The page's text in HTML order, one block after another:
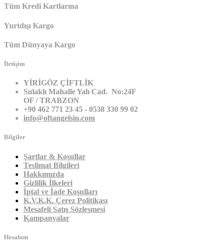
Tüm Kredi Kartlarına
Yurtdışı Kargo
Tüm Dünyaya Kargo
İletişim
YİRİGÖZ ÇİFTLİK
Sulaklı Mahalle Yalı Cad. No:24F
OF / TRABZON
+90 462 771 23 45 - 0538 330 99 02
info@oftangelsin.com
Bilgiler
Şartlar & Koşullar
Teslimat Bilgileri
Hakkımızda
Gizlilik İlkeleri
İptal ve İade Koşulları
K.V.K.K. Çerez Politikası
Mesafeli Satış Sözleşmesi
Kampanyalar
Hesabım